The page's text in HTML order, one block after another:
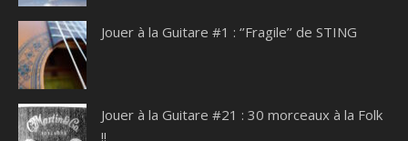
Jouer à la Guitare #1 : ‘’Fragile’’ de STING
Jouer à la Guitare #21 : 30 morceaux à la Folk
!!